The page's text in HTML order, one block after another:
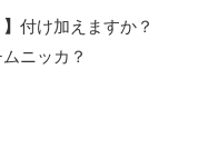
付け加えますか？
ニッカ？